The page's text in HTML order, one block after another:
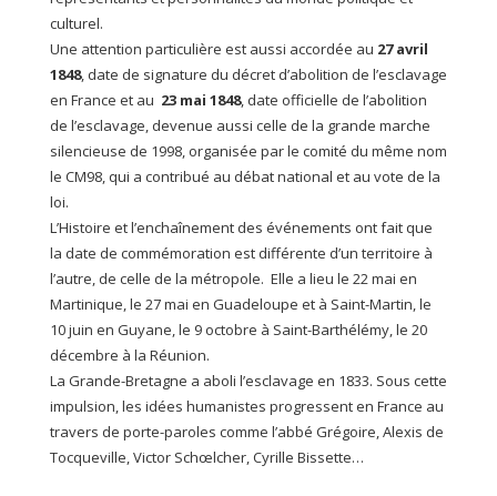
culturel.
Une attention particulière est aussi accordée au 27 avril
1848, date de signature du décret d’abolition de l’esclavage
en France et au 23 mai 1848, date officielle de l’abolition
de l’esclavage, devenue aussi celle de la grande marche
silencieuse de 1998, organisée par le comité du même nom
le CM98, qui a contribué au débat national et au vote de la
loi.
L’Histoire et l’enchaînement des événements ont fait que
la date de commémoration est différente d’un territoire à
l’autre, de celle de la métropole. Elle a lieu le 22 mai en
Martinique, le 27 mai en Guadeloupe et à Saint-Martin, le
10 juin en Guyane, le 9 octobre à Saint-Barthélémy, le 20
décembre à la Réunion.
La Grande-Bretagne a aboli l’esclavage en 1833. Sous cette
impulsion, les idées humanistes progressent en France au
travers de porte-paroles comme l’abbé Grégoire, Alexis de
Tocqueville, Victor Schœlcher, Cyrille Bissette…